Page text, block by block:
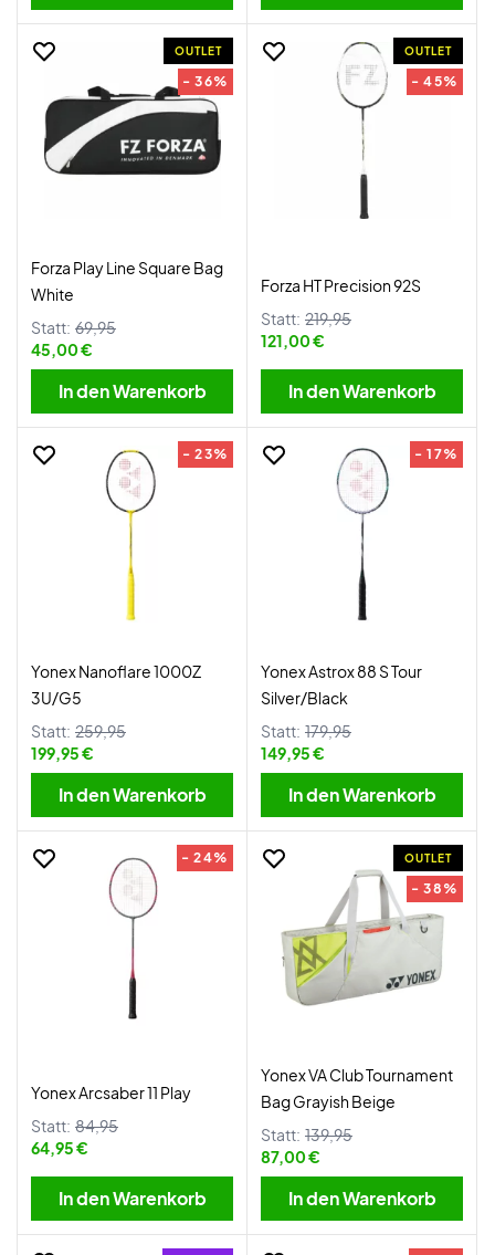
OUTLET
- 36%
Forza Play Line Square Bag
White
Statt: 69,95
45,00 €
In den Warenkorb
OUTLET
- 45%
Forza HT Precision 92S
Statt: 219,95
121,00 €
In den Warenkorb
- 23%
Yonex Nanoflare 1000Z
3U/G5
Statt: 259,95
199,95 €
In den Warenkorb
- 17%
Yonex Astrox 88 S Tour
Silver/Black
Statt: 179,95
149,95 €
In den Warenkorb
- 24%
Yonex Arcsaber 11 Play
Statt: 84,95
64,95 €
In den Warenkorb
OUTLET
- 38%
Yonex VA Club Tournament
Bag Grayish Beige
Statt: 139,95
87,00 €
In den Warenkorb